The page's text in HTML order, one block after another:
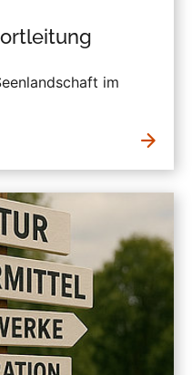
im